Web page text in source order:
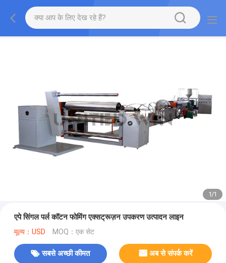
1/1
एपे सिंगल पर्ल कॉटन फोमिंग एक्सट्रूज़न उपकरण उत्पादन लाइन
मूल्य：USD MOQ：एक सेट
सबसे अच्छी कीमत अब से संपर्क करें